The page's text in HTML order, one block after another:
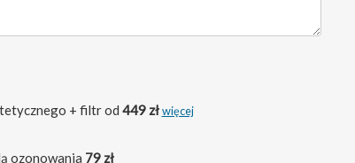
+ filtr od 449 zł więcej
ozonowania 79 zł